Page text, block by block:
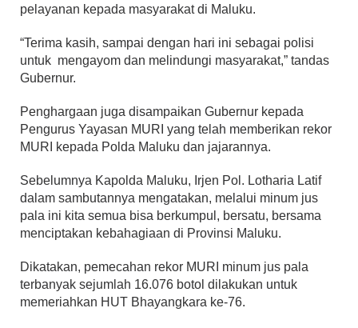
pelayanan kepada masyarakat di Maluku.
“Terima kasih, sampai dengan hari ini sebagai polisi
untuk mengayom dan melindungi masyarakat,” tandas
Gubernur.
Penghargaan juga disampaikan Gubernur kepada
Pengurus Yayasan MURI yang telah memberikan rekor
MURI kepada Polda Maluku dan jajarannya.
Sebelumnya Kapolda Maluku, Irjen Pol. Lotharia Latif
dalam sambutannya mengatakan, melalui minum jus
pala ini kita semua bisa berkumpul, bersatu, bersama
menciptakan kebahagiaan di Provinsi Maluku.
Dikatakan, pemecahan rekor MURI minum jus pala
terbanyak sejumlah 16.076 botol dilakukan untuk
memeriahkan HUT Bhayangkara ke-76.